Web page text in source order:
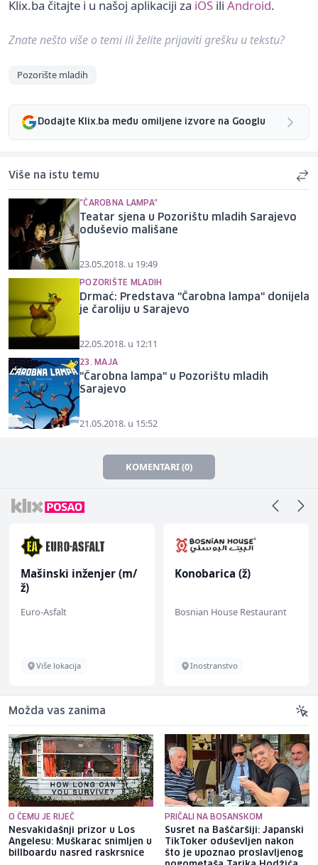
Klix.ba čitajte i u našoj aplikaciji za iOS ili Android.
Znate nešto više o temi ili želite prijaviti grešku u tekstu?
Pozorište mladih
Dodajte Klix.ba među omiljene izvore na Googlu
Više na istu temu
"ČAROBNA LAMPA"
Teatar sjena u Pozorištu mladih Sarajevo
oduševio mališane
23.05.2018. u 19:49
POZORIŠTE MLADIH
Drmać: Predstava "Čarobna lampa" donijela
je čaroliju u Sarajevo
22.05.2018. u 12:11
23. MAJA
"Čarobna lampa" u Pozorištu mladih
Sarajevo
21.05.2018. u 15:52
KOMENTARI (0)
Mašinski inženjer (m/
ž)
Euro-Asfalt
Više lokacija
Konobarica (ž)
Bosnian House Restaurant
Inostranstvo
Možda vas zanima
O ČEMU JE RIJEČ
Nesvakidašnji prizor u Los
Angelesu: Muškarac snimljen u
billboardu nasred raskrsnice
PRIČALI NA BOSANSKOM
Susret na Baščaršiji: Japanski
TikToker oduševljen nakon
što je upoznao proslavljenog